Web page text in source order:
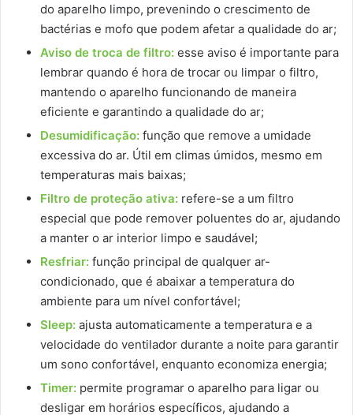
do aparelho limpo, prevenindo o crescimento de
bactérias e mofo que podem afetar a qualidade do ar;
Aviso de troca de filtro: esse aviso é importante para
lembrar quando é hora de trocar ou limpar o filtro,
mantendo o aparelho funcionando de maneira
eficiente e garantindo a qualidade do ar;
Desumidificação: função que remove a umidade
excessiva do ar. Útil em climas úmidos, mesmo em
temperaturas mais baixas;
Filtro de proteção ativa: refere-se a um filtro
especial que pode remover poluentes do ar, ajudando
a manter o ar interior limpo e saudável;
Resfriar: função principal de qualquer ar-
condicionado, que é abaixar a temperatura do
ambiente para um nível confortável;
Sleep: ajusta automaticamente a temperatura e a
velocidade do ventilador durante a noite para garantir
um sono confortável, enquanto economiza energia;
Timer: permite programar o aparelho para ligar ou
desligar em horários específicos, ajudando a